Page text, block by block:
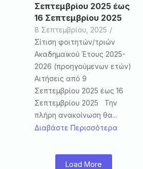
Σεπτεμβρίου 2025 έως
16 Σεπτεμβρίου 2025
8 Σεπτεμβρίου, 2025 /
Σίτιση φοιτητών/τριών
Ακαδημαϊκού Έτους 2025-
2026 (προηγούμενων ετών)
Αιτήσεις από 9
Σεπτεμβρίου 2025 έως 16
Σεπτεμβρίου 2025 Την
πλήρη ανακοίνωση θα...
Διαβάστε Περισσότερα
Load More